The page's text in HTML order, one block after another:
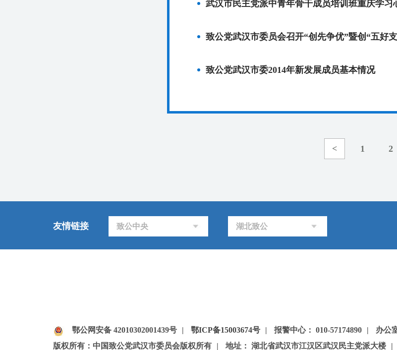
武汉市民主党派中青年骨干成员培训班重庆学习
致公党武汉市委员会召开“创先争优”暨创“五好
致公党武汉市委2014年新发展成员基本情况
< 1 2
友情链接 致公中央
湖北致公
鄂公网安备 42010302001439号 | 鄂ICP备15003674号 | 报警中心： 010-57174890 |
办公
版权所有：中国致公党武汉市委员会版权所有
| 地址： 湖北省武汉市江汉区武汉民主党派大楼 |